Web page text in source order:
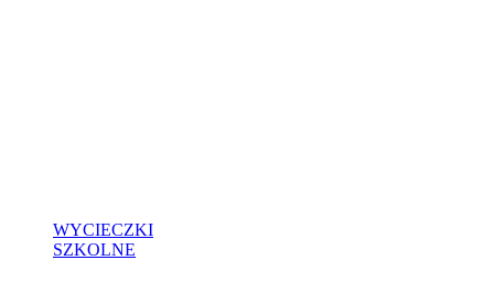
WYCIECZKI
SZKOLNE